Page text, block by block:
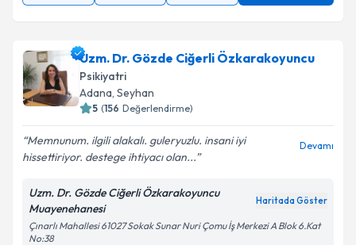
Uzm. Dr. Gözde Ciğerli Özkarakoyuncu
Psikiyatri
Adana, Seyhan
5 (156 Değerlendirme)
Memnunum. ilgili alakalı. guleryuzlu. insani iyi
hissettiriyor. destege ihtiyacı olan...
Devamı
Uzm. Dr. Gözde Ciğerli Özkarakoyuncu
Muayenehanesi
Haritada Göster
Çınarlı Mahallesi 61027 Sokak Sunar Nuri Çomu İş Merkezi A Blok 6.Kat
No:38